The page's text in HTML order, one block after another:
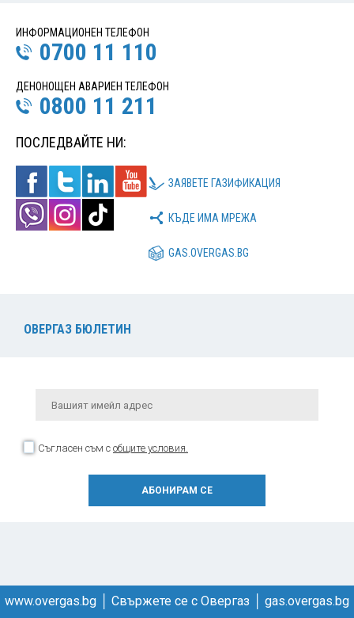
ИНФОРМАЦИОНЕН ТЕЛЕФОН
0700 11 110
ДЕНОНОЩЕН АВАРИЕН ТЕЛЕФОН
0800 11 211
ПОСЛЕДВАЙТЕ НИ:
ЗАЯВЕТЕ ГАЗИФИКАЦИЯ
КЪДЕ ИМА МРЕЖА
GAS.OVERGAS.BG
ОВЕРГАЗ БЮЛЕТИН
Съгласен съм с общите условия.
www.overgas.bg Свържете се с Овергаз gas.overgas.bg